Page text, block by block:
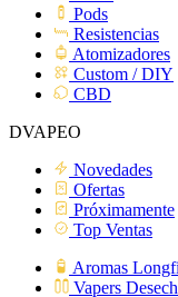
Pods
Resistencias
Atomizadores
Custom / DIY
CBD
DVAPEO
Novedades
Ofertas
Próximamente
Top Ventas
Aromas
Vapers